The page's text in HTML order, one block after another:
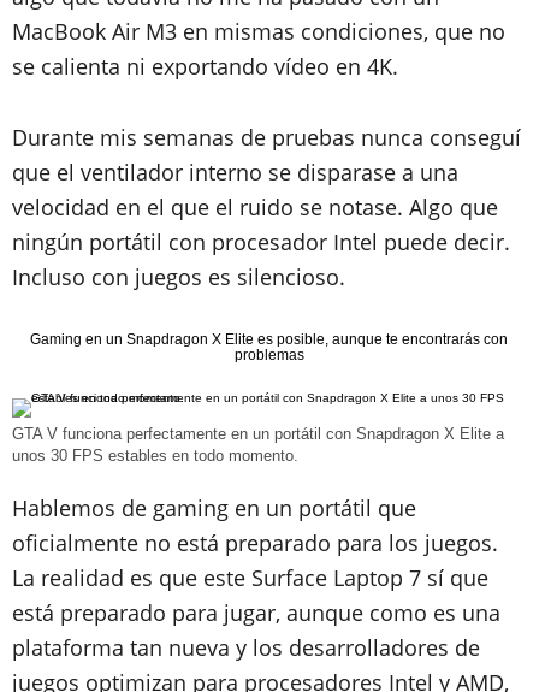
MacBook Air M3 en mismas condiciones, que no
se calienta ni exportando vídeo en 4K.
Durante mis semanas de pruebas nunca conseguí
que el ventilador interno se disparase a una
velocidad en el que el ruido se notase. Algo que
ningún portátil con procesador Intel puede decir.
Incluso con juegos es silencioso.
Gaming en un Snapdragon X Elite es posible, aunque te encontrarás con
problemas
GTA V funciona perfectamente en un portátil con Snapdragon X Elite a
unos 30 FPS estables en todo momento.
Hablemos de gaming en un portátil que
oficialmente no está preparado para los juegos.
La realidad es que este Surface Laptop 7 sí que
está preparado para jugar, aunque como es una
plataforma tan nueva y los desarrolladores de
juegos optimizan para procesadores Intel y AMD,